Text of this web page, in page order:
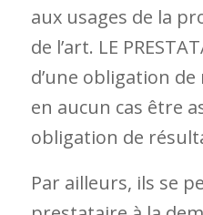
aux usages de la
de l’art. LE
d’une obligation
en aucun cas être
obligation de
Par ailleurs, ils se